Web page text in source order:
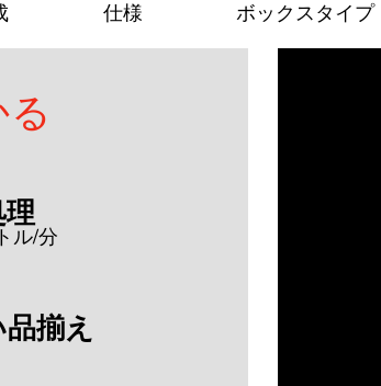
仕様 ボックスタイプ
ル/分
揃え